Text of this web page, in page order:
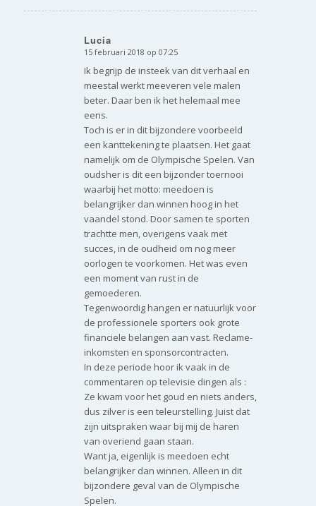
Lucia
zegt:
15 februari 2018 op 07:25
Ik begrijp de insteek van dit verhaal en
meestal werkt meeveren vele malen
beter. Daar ben ik het helemaal mee
eens.
Toch is er in dit bijzondere voorbeeld
een kanttekening te plaatsen. Het gaat
namelijk om de Olympische Spelen. Van
oudsher is dit een bijzonder toernooi
waarbij het motto: meedoen is
belangrijker dan winnen hoog in het
vaandel stond. Door samen te sporten
trachtte men, overigens vaak met
succes, in de oudheid om nog meer
oorlogen te voorkomen. Het was even
een moment van rust in de
gemoederen.
Tegenwoordig hangen er natuurlijk voor
de professionele sporters ook grote
financiele belangen aan vast. Reclame-
inkomsten en sponsorcontracten.
In deze periode hoor ik vaak in de
commentaren op televisie dingen als :
Ze kwam voor het goud en niets anders,
dus zilver is een teleurstelling. Juist dat
zijn uitspraken waar bij mij de haren
van overiend gaan staan.
Want ja, eigenlijk is meedoen echt
belangrijker dan winnen. Alleen in dit
bijzondere geval van de Olympische
Spelen.